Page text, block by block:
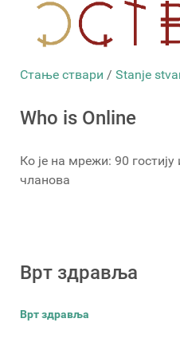
Стање ствари / Stanje
Who is Online
Ко је на мрежи: 90
чланова
Врт здравља
Врт здравља